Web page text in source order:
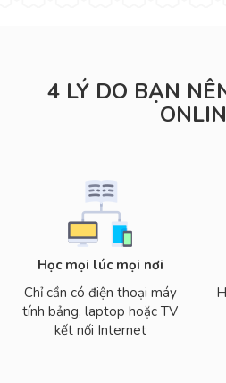
4 LÝ DO BẠN
Học mọi lúc mọi nơi
Chỉ cần có điện thoại máy
tính bảng, laptop hoặc TV
kết nối Internet